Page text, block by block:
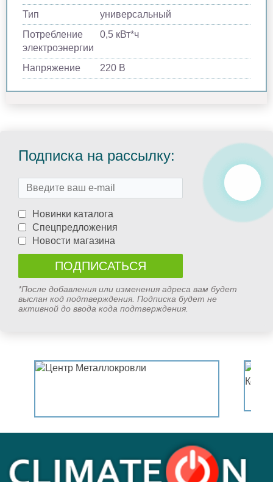
Тип
универсальный
Потребление
электроэнергии
0,5 кВт*ч
Напряжение 220 В
Подписка на рассылку:
Новинки каталога
Спецпредложения
Новости магазина
*После добавления или изменения адреса вам будет
выслан код подтверждения. Подписка будет не
активной до ввода кода подтверждения.